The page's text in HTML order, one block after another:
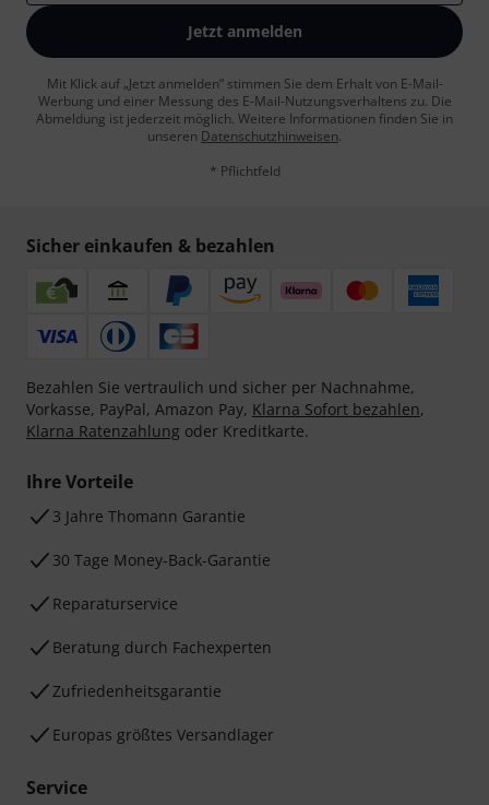
Jetzt anmelden
Mit Klick auf „Jetzt anmelden“ stimmen Sie dem Erhalt von E-Mail-
Werbung und einer Messung des E-Mail-Nutzungsverhaltens zu. Die
Abmeldung ist jederzeit möglich. Weitere Informationen finden Sie in
unseren Datenschutzhinweisen.
* Pflichtfeld
Sicher einkaufen & bezahlen
Bezahlen Sie vertraulich und sicher per Nachnahme,
Vorkasse, PayPal, Amazon Pay, Klarna Sofort bezahlen,
Klarna Ratenzahlung oder Kreditkarte.
Ihre Vorteile
3 Jahre Thomann Garantie
30 Tage Money-Back-Garantie
Reparaturservice
Beratung durch Fachexperten
Zufriedenheitsgarantie
Europas größtes Versandlager
Service